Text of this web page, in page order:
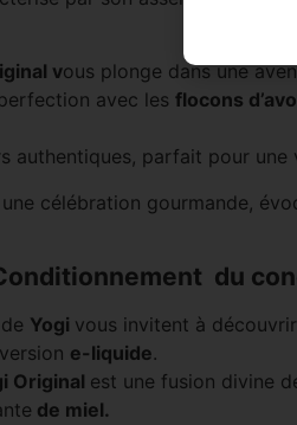
vous plonge dans une
avec les flocons
authentiques, parfait pour
célébration gourmande,
du
Yogi vous invitent à
e-liquide.
Original est une fusion divine
de miel.